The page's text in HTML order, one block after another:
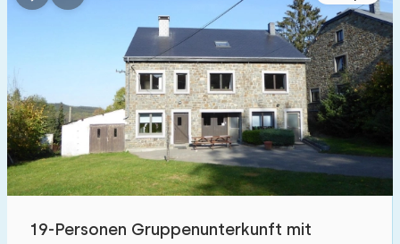
19-Personen Gruppenunterkunft mit